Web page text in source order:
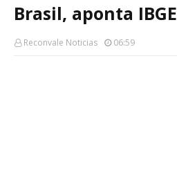
Brasil, aponta IBGE
Reconvale Noticias 06:59